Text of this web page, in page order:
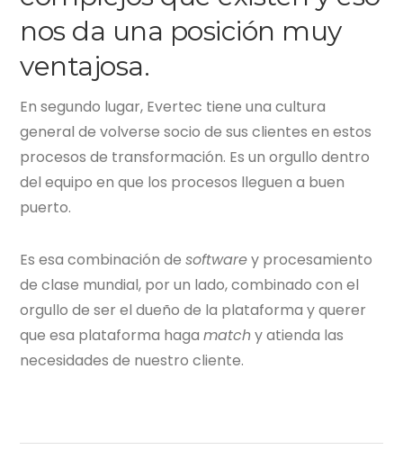
nos da una posición muy
ventajosa.
En segundo lugar, Evertec tiene una cultura
general de volverse socio de sus clientes en estos
procesos de transformación. Es un orgullo dentro
del equipo en que los procesos lleguen a buen
puerto.
Es esa combinación desoftwarey procesamiento
de clase mundial, por un lado, combinado con el
orgullo de ser el dueño de la plataforma y querer
que esa plataforma hagamatchy atienda las
necesidades de nuestro cliente.